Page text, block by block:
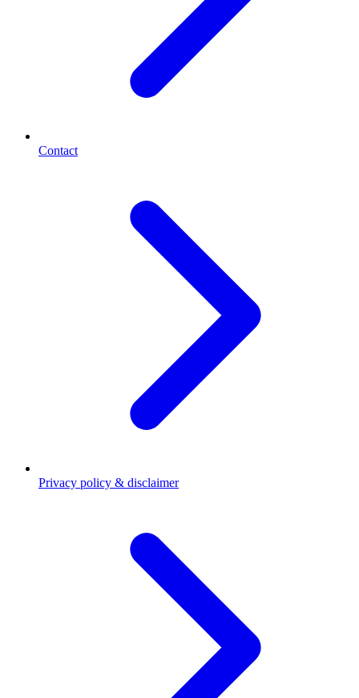
Contact
Privacy policy & disclaimer